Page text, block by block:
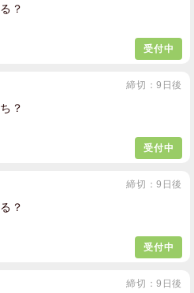
？
受付中
？
締切：9日後
受付中
？
締切：9日後
受付中
締切：9日後